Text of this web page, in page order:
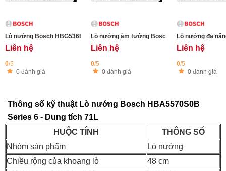
Lò nướng Bosch HBG536EB4 Series 6 - Chức năng Air Fry (chiên không
Liên hệ
0/5
0 đánh giá
Liên hệ
0/5
0 đánh giá
Lò nướng đa
Liên hệ
0/5
0 đánh giá
Thông số kỹ thuật Lò nướng Bosch HBA5570S0B
Series 6 - Dung tích 71L
HUỘC TÍNH
THÔNG SỐ
Nhóm sản phẩm
Lò nướng
Chiều rộng của khoang lò
48 cm